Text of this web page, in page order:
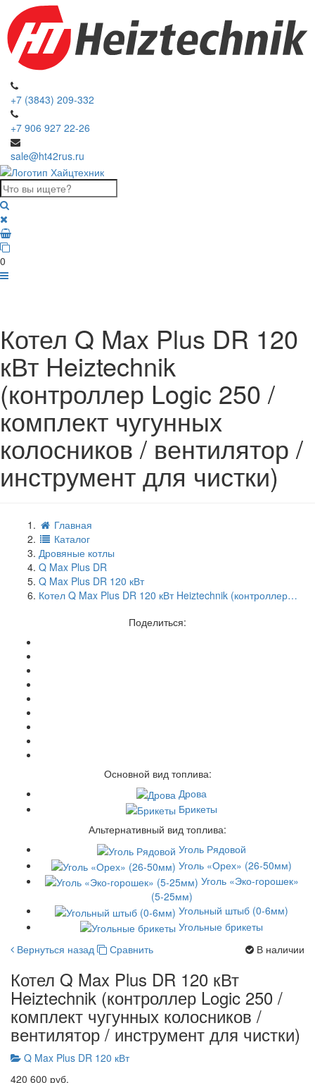
+7 (3843) 209-332
+7 906 927 22-26
sale@ht42rus.ru
0
Котел Q Max Plus DR 120
кВт Heiztechnik
(контроллер Logic 250 /
комплект чугунных
колосников / вентилятор /
инструмент для чистки)
Главная
Каталог
Дровяные котлы
Q Max Plus DR
Q Max Plus DR 120 кВт
Котел Q Max Plus DR 120 кВт Heiztechnik (контроллер…
Поделиться:
Основной вид топлива:
Дрова
Брикеты
Альтернативный вид топлива:
Уголь Рядовой
Уголь «Орех» (26-50мм)
Уголь «Эко-горошек»
(5-25мм)
Угольный штыб (0-6мм)
Угольные брикеты
Вернуться назад
Сравнить В наличии
Котел Q Max Plus DR 120 кВт
Heiztechnik (контроллер Logic 250 /
комплект чугунных колосников /
вентилятор / инструмент для чистки)
Q Max Plus DR 120 кВт
420 600 руб.